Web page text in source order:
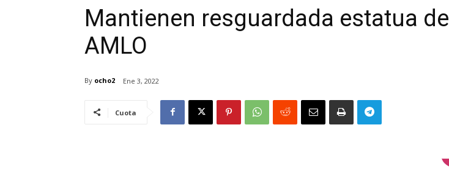
Mantienen resguardada estatua de
AMLO
By ocho2 Ene 3, 2022
Cuota